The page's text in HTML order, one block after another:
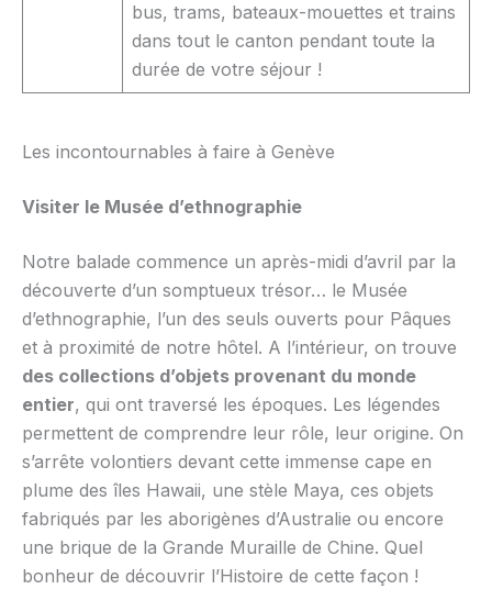
bus, trams, bateaux-mouettes et trains
dans tout le canton pendant toute la
durée de votre séjour !
Les incontournables à faire à Genève
Visiter le Musée d’ethnographie
Notre balade commence un après-midi d’avril par la
découverte d’un somptueux trésor… le Musée
d’ethnographie, l’un des seuls ouverts pour Pâques
et à proximité de notre hôtel. A l’intérieur, on trouve
des collections d’objets provenant du monde
entier, qui ont traversé les époques. Les légendes
permettent de comprendre leur rôle, leur origine. On
s’arrête volontiers devant cette immense cape en
plume des îles Hawaii, une stèle Maya, ces objets
fabriqués par les aborigènes d’Australie ou encore
une brique de la Grande Muraille de Chine. Quel
bonheur de découvrir l’Histoire de cette façon !